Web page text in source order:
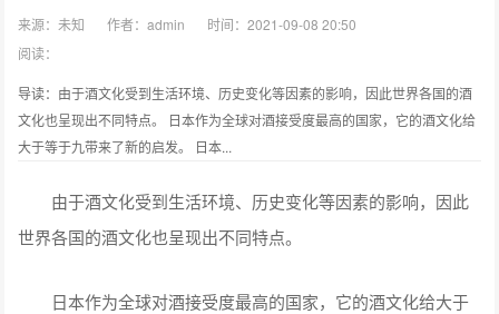
来源：未知 作者：admin
时间：2021-09-08 20:50
阅读：
导读：由于酒文化受到生活环境、历史变化等因素的影响，因此世界各国的酒
文化也呈现出不同特点。 日本作为全球对酒接受度最高的国家，它的酒文化给
大于等于九带来了新的启发。 日本...
由于酒文化受到生活环境、历史变化等因素的影响，因此
世界各国的酒文化也呈现出不同特点。
日本作为全球对酒接受度最高的国家，它的酒文化给大于